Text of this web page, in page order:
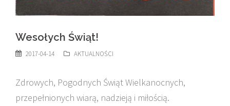
Wesołych Świąt!
2017-04-14 AKTUALNOŚCI
Zdrowych, Pogodnych Świąt Wielkanocnych,
przepełnionych wiarą, nadzieją i miłością.